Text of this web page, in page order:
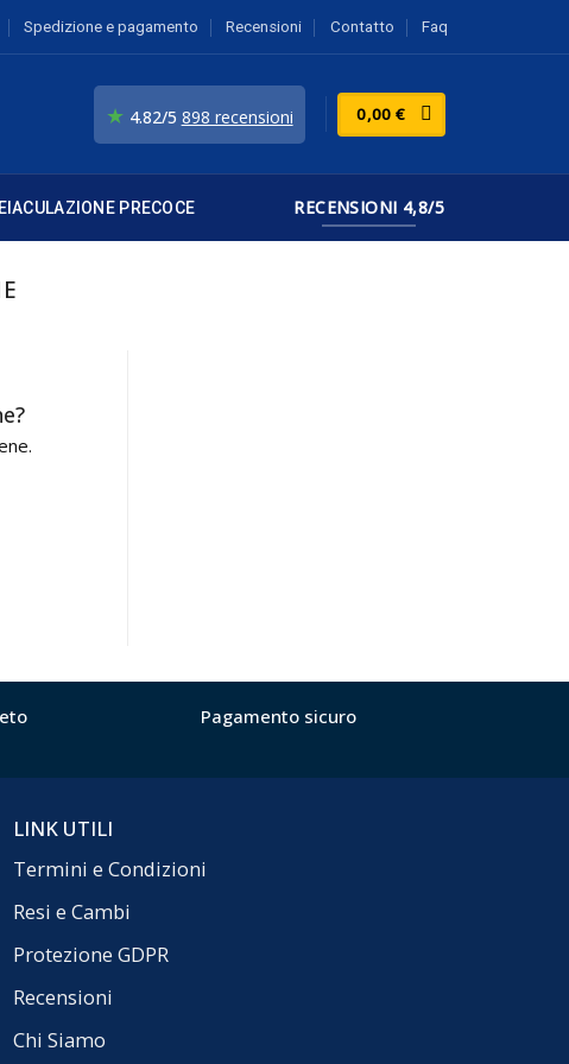
Spedizione e pagamento Recensioni Contatto Faq
★ 4.82/5 898 recensioni 0,00€
EIACULAZIONE PRECOCE RECENSIONI 4,8/5
Pagamento sicuro
LINK UTILI
Termini e Condizioni
Resi e Cambi
Protezione GDPR
Recensioni
Chi Siamo